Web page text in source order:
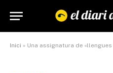
Inici » Una assignatura de «llengues